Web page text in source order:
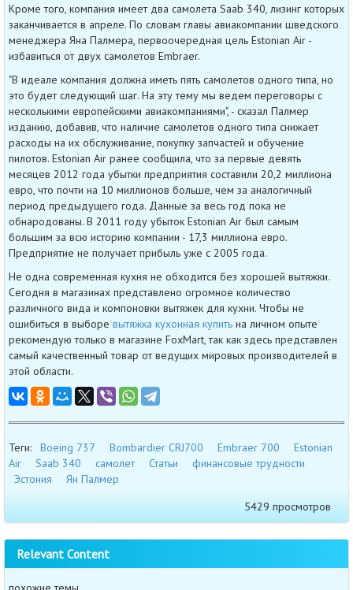
Кроме того, компания имеет два самолета Saab 340, лизинг которых
заканчивается в апреле. По словам главы авиакомпании шведского
менеджера Яна Палмера, первоочередная цель Estonian Air -
избавиться от двух самолетов Embraer.
"В идеале компания должна иметь пять самолетов одного типа, но
это будет следующий шаг. На эту тему мы ведем переговоры с
несколькими европейскими авиакомпаниями", - сказал Палмер
изданию, добавив, что наличие самолетов одного типа снижает
расходы на их обслуживание, покупку запчастей и обучение
пилотов. Estonian Air ранее сообщила, что за первые девять
месяцев 2012 года убытки предприятия составили 20,2 миллиона
евро, что почти на 10 миллионов больше, чем за аналогичный
период предыдущего года. Данные за весь год пока не
обнародованы. В 2011 году убыток Estonian Air был самым
большим за всю историю компании - 17,3 миллиона евро.
Предприятие не получает прибыль уже с 2005 года.
Не одна современная кухня не обходится без хорошей вытяжки.
Сегодня в магазинах представлено огромное количество
различного вида и компоновки вытяжек для кухни. Чтобы не
ошибиться в выборе вытяжка кухонная купить на личном опыте
рекомендую только в магазине FoxMart, так как здесь представлен
самый качественный товар от ведущих мировых производителей в
этой области.
Теги: Boeing 737 Bombardier CRJ700 Embraer 700
Estonian
Air
Saab 340 самолет Статьи
финансовые трудности
Эстония
Ян Палмер
5429 просмотров
Relevant Content